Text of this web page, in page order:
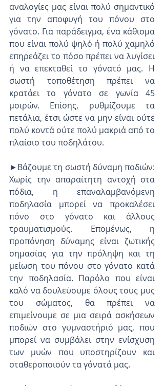
αναλογίες μας είναι πολύ σημαντικό
για την αποφυγή του πόνου στο
γόνατο. Για παράδειγμα, ένα κάθισμα
που είναι πολύ ψηλό ή πολύ χαμηλό
επηρεάζει το πόσο πρέπει να λυγίσει
ή να επεκταθεί το γόνατό μας. Η
σωστή τοποθέτηση πρέπει να
κρατάει το γόνατο σε γωνία 45
μοιρών. Επίσης, ρυθμίζουμε τα
πετάλια, έτσι ώστε να μην είναι ούτε
πολύ κοντά ούτε πολύ μακριά από το
πλαίσιο του ποδηλάτου.
►Βάζουμε τη σωστή δύναμη ποδιών:
Χωρίς την απαραίτητη αντοχή στα
πόδια, η επαναλαμβανόμενη
ποδηλασία μπορεί να προκαλέσει
πόνο στο γόνατο και άλλους
τραυματισμούς. Επομένως, η
προπόνηση δύναμης είναι ζωτικής
σημασίας για την πρόληψη και τη
μείωση του πόνου στο γόνατο κατά
την ποδηλασία. Παρόλο που είναι
καλό να δουλεύουμε όλους τους μυς
του σώματος, θα πρέπει να
επιμείνουμε σε μια σειρά ασκήσεων
ποδιών στο γυμναστήριό μας, που
μπορεί να συμβάλει στην ενίσχυση
των μυών που υποστηρίζουν και
σταθεροποιούν τα γόνατά μας.